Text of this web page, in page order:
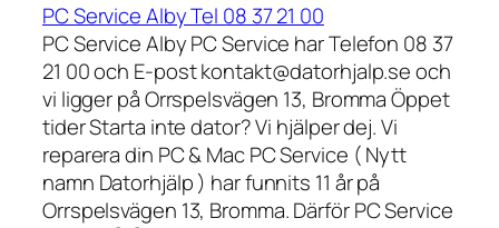
PC Service Alby Tel 08 37 21 00
PC Service Alby PC Service har Telefon 08 37
21 00 och E-post kontakt@datorhjalp.se och
vi ligger på Orrspelsvägen 13, Bromma Öppet
tider Starta inte dator? Vi hjälper dej. Vi
reparera din PC & Mac PC Service ( Nytt
namn Datorhjälp ) har funnits 11 år på
Orrspelsvägen 13, Bromma. Därför PC Service